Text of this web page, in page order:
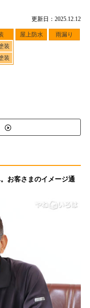
更新日：2025.12.12
装
装
屋上防水 雨漏り
お客さまのイメージ通